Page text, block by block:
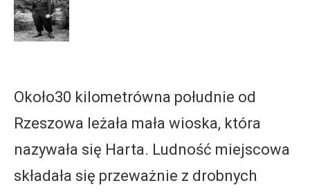
Około30 kilometrówna południe od
Rzeszowa leżała mała wioska, która
nazywała się Harta. Ludność miejscowa
składała się przeważnie z drobnych